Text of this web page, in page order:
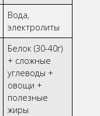
Вода,
электролиты
Белок (30-40г)
+ сложные
углеводы +
овощи +
полезные
жиры